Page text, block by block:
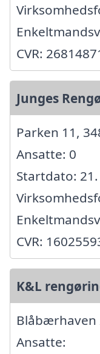
CVR:
Junges
Parken 11,
Ansatte: 0
Startdato:
CVR:
K&L
Blåbærhaven
Ansatte: